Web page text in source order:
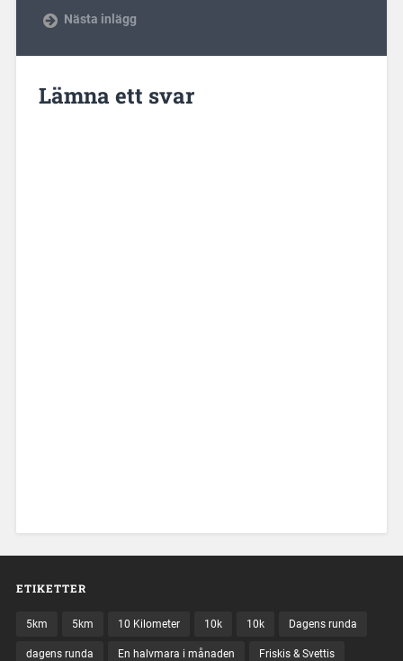
Nästa inlägg
Lämna ett svar
ETIKETTER
5km 5km 10 Kilometer 10k 10k Dagens runda
dagens runda En halvmara i månaden Friskis & Svettis